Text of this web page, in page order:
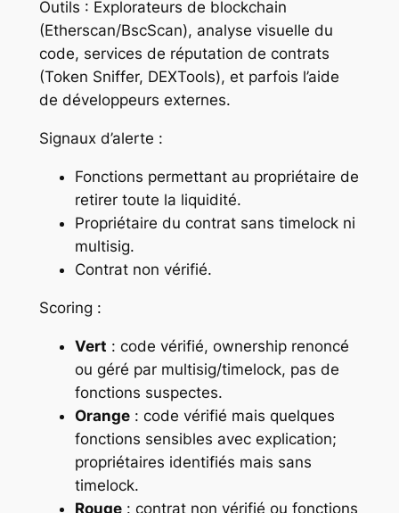
Outils : Explorateurs de blockchain
(Etherscan/BscScan), analyse visuelle du
code, services de réputation de contrats
(Token Sniffer, DEXTools), et parfois l’aide
de développeurs externes.
Signaux d’alerte :
Fonctions permettant au propriétaire de
retirer toute la liquidité.
Propriétaire du contrat sans timelock ni
multisig.
Contrat non vérifié.
Scoring :
Vert : code vérifié, ownership renoncé
ou géré par multisig/timelock, pas de
fonctions suspectes.
Orange: code vérifié mais quelques
fonctions sensibles avec explication;
propriétaires identifiés mais sans
timelock.
Rouge: contrat non vérifié ou fonctions